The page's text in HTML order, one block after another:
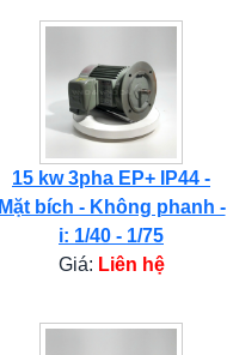
15 kw 3pha EP+ IP44 -
Mặt bích - Không phanh -
i: 1/40 - 1/75
Giá: Liên hệ